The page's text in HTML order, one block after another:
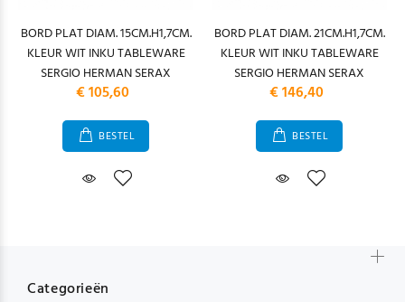
BORD PLAT DIAM. 15CM.H1,7CM.
KLEUR WIT INKU TABLEWARE
SERGIO HERMAN SERAX
€ 105,60
BESTEL
BORD PLAT DIAM. 21CM.H1,7CM.
KLEUR WIT INKU TABLEWARE
SERGIO HERMAN SERAX
€ 146,40
BESTEL
Categorieën